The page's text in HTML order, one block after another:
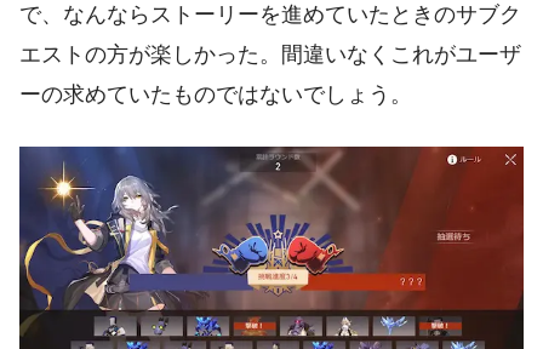
で、なんならストーリーを進めていたときのサブク
エストの方が楽しかった。間違いなくこれがユーザ
ーの求めていたものではないでしょう。